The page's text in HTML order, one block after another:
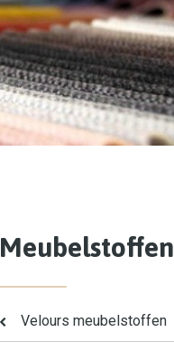
Meubelstoffen
Velours meubelstoffen